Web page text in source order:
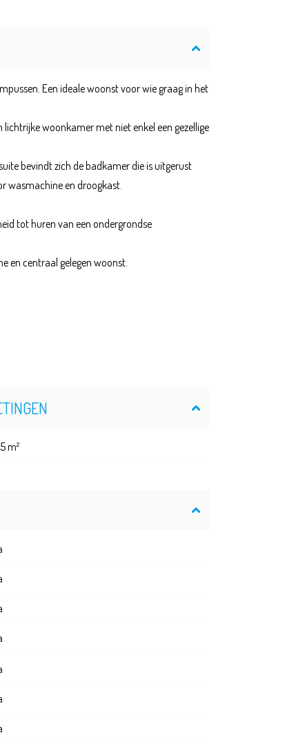
Een ideale woonst voor wie graag in het
woonkamer met niet enkel een gezellige
bevindt zich de badkamer die is uitgerust
wasmachine en droogkast.
tot huren van een ondergrondse
en centraal gelegen woonst.
m²